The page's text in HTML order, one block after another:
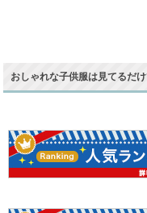
おしゃれな子供服は見てるだ